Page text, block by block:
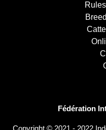
Fédération
Copyright © 2021 - 2022